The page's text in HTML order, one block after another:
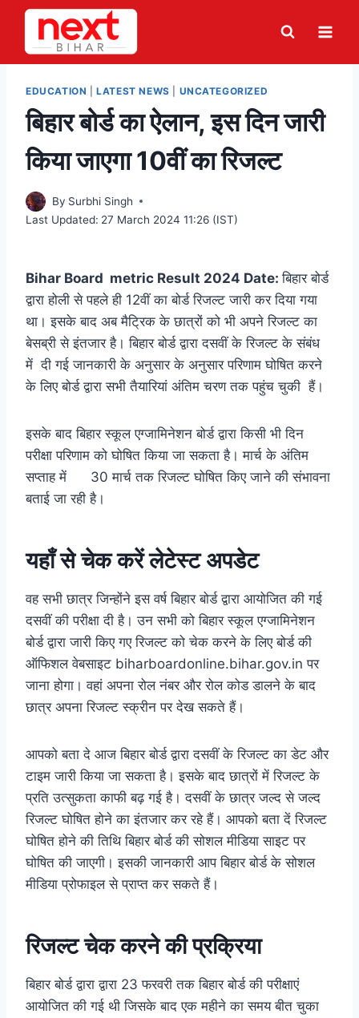
Skip
content
EDUCATION |LATEST NEWS UNCATEGORIZED
बिहार बोर्ड का ऐलान, इस दिन जारी
किया जाएगा 10वीं का रिजल्ट
By Surbhi Singh
Last Updated: 27 March 2024 11:26 (IST)
Bihar Board metric Result 2024 Date:बिहार बोर्ड
द्वारा होली से पहले ही 12वीं का बोर्ड रिजल्ट जारी कर दिया गया
था। इसके बाद अब मैट्रिक के छात्रों को भी अपने रिजल्ट का
बेसब्री से इंतजार है। बिहार बोर्ड द्वारा दसवीं के रिजल्ट के संबंध
में दी गई जानकारी के अनुसार के अनुसार परिणाम घोषित करने
के लिए बोर्ड द्वारा सभी तैयारियां अंतिम चरण तक पहुंच चुकी हैं।
इसके बाद बिहार स्कूल एग्जामिनेशन बोर्ड द्वारा किसी भी दिन
परीक्षा परिणाम को घोषित किया जा सकता है। मार्च के अंतिम
सप्ताह में 30 मार्च तक रिजल्ट घोषित किए जाने की संभावना
बताई जा रही है।
यहाँ से चेक करें लेटेस्ट अपडेट
वह सभी छात्र जिन्होंने इस वर्ष बिहार बोर्ड द्वारा आयोजित की गई
दसवीं की परीक्षा दी है। उन सभी को बिहार स्कूल एग्जामिनेशन
बोर्ड द्वारा जारी किए गए रिजल्ट को चेक करने के लिए बोर्ड की
ऑफिशल वेबसाइट biharboardonline.bihar.gov.in पर
जाना होगा। वहां अपना रोल नंबर और रोल कोड डालने के बाद
छात्र अपना रिजल्ट स्क्रीन पर देख सकते हैं।
आपको बता दे आज बिहार बोर्ड द्वारा दसवीं के रिजल्ट का डेट और
टाइम जारी किया जा सकता है। इसके बाद छात्रों में रिजल्ट के
प्रति उत्सुकता काफी बढ़ गई है। दसवीं के छात्र जल्द से जल्द
रिजल्ट घोषित होने का इंतजार कर रहे हैं। आपको बता दें रिजल्ट
घोषित होने की तिथि बिहार बोर्ड की सोशल मीडिया साइट पर
घोषित की जाएगी। इसकी जानकारी आप बिहार बोर्ड के सोशल
मीडिया प्रोफाइल से प्राप्त कर सकते हैं।
रिजल्ट चेक करने की प्रक्रिया
बिहार बोर्ड द्वारा द्वारा 23 फरवरी तक बिहार बोर्ड की परीक्षाएं
आयोजित की गई थी जिसके बाद एक महीने का समय बीत चुका